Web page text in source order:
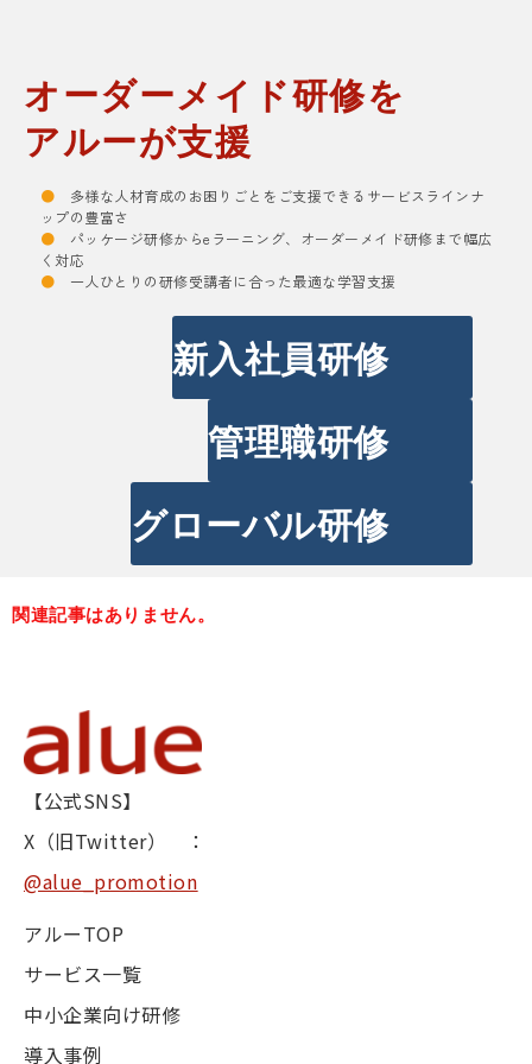
オーダーメイド研修を
アルーが支援
● 多様な人材育成のお困りごとをご支援できるサービスラインナ
ップの豊富さ
● パッケージ研修からeラーニング、オーダーメイド研修まで幅広
く対応
● 一人ひとりの研修受講者に合った最適な学習支援
新入社員研修
管理職研修
グローバル研修
関連記事はありません。
【公式SNS】
X（旧Twitter） ：
@alue_promotion
アルーTOP
サービス一覧
中小企業向け研修
導入事例